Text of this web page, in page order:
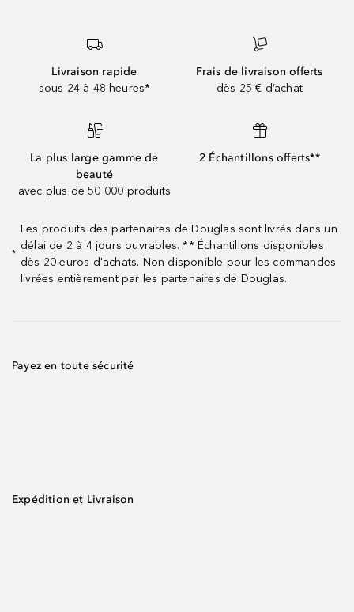
Livraison rapide
sous 24 à 48 heures*
Frais de livraison offerts
dès 25 € d’achat
La plus large gamme de
beauté
avec plus de 50 000 produits
2 Échantillons offerts**
*
Les produits des partenaires de Douglas sont livrés dans un
délai de 2 à 4 jours ouvrables. ** Échantillons disponibles
dès 20 euros d'achats. Non disponible pour les commandes
livrées entièrement par les partenaires de Douglas.
Payez en toute sécurité
Expédition et Livraison